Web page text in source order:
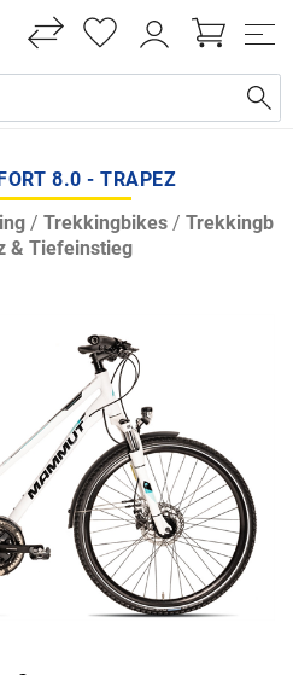
8.0 - TRAPEZ
/ Trekkingbikes/ Trekkingb
& Tiefeinstieg